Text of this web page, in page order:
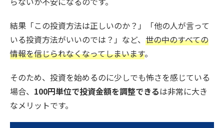
結果「この投資方法は正しいのか？」「他の人が言って
いる投資方法がいいのでは？」など、 世の中のすべての
情報を信じられなくなってしまいます。
そのため、投資を始めるのに少しでも怖さを感じている
場合、 100円単位で投資金額を調整できるは非常に大き
なメリットです。